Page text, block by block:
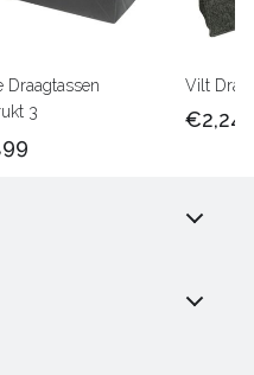
Draagtassen
3
Vilt
€2,24